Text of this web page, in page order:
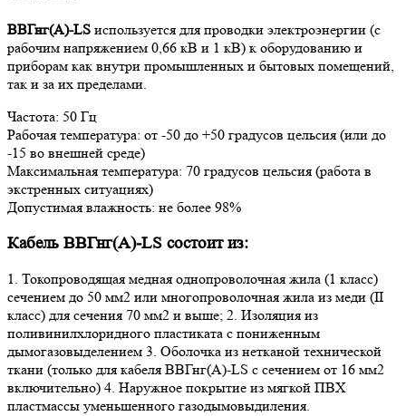
ВВГнг(А)-LS используется для проводки электроэнергии (с
рабочим напряжением 0,66 кВ и 1 кВ) к оборудованию и
приборам как внутри промышленных и бытовых помещений,
так и за их пределами.
Частота: 50 Гц
Рабочая температура: от -50 до +50 градусов цельсия (или до
-15 во внешней среде)
Максимальная температура: 70 градусов цельсия (работа в
экстренных ситуациях)
Допустимая влажность: не более 98%
Кабель ВВГнг(А)-LS состоит из:
1. Токопроводящая медная однопроволочная жила (1 класс)
сечением до 50 мм2 или многопроволочная жила из меди (II
класс) для сечения 70 мм2 и выше; 2. Изоляция из
поливинилхлоридного пластиката с пониженным
дымогазовыделением 3. Оболочка из нетканой технической
ткани (только для кабеля ВВГнг(А)-LS с сечением от 16 мм2
включительно) 4. Наружное покрытие из мягкой ПВХ
пластмассы уменьшенного газодымовыдиления.